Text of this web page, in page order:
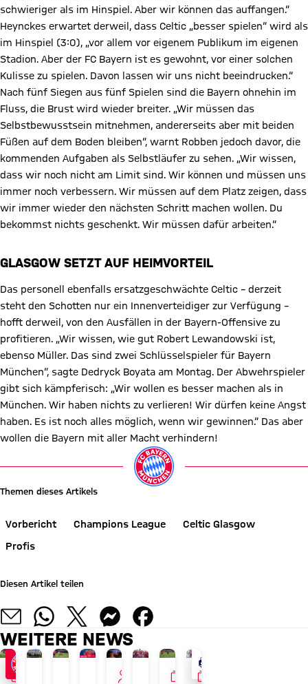
schwieriger als im Hinspiel. Aber wir können das auffangen.“
Heynckes erwartet derweil, dass Celtic „besser spielen“ wird als
im Hinspiel (3:0), „vor allem vor eigenem Publikum im eigenen
Stadion. Aber der FC Bayern ist es gewohnt, vor einer solchen
Kulisse zu spielen. Davon lassen wir uns nicht beeindrucken.“
Nach fünf Siegen aus fünf Spielen sind die Bayern ohnehin im
Fluss, die Brust wird wieder breiter. „Wir müssen das
Selbstbewusstsein mitnehmen, andererseits aber mit beiden
Füßen auf dem Boden bleiben“, warnt Robben jedoch davor, die
kommenden Aufgaben als Selbstläufer zu sehen. „Wir wissen,
dass wir noch nicht am Limit sind. Wir können und müssen uns
immer noch verbessern. Wir müssen auf dem Platz zeigen, dass
wir immer wieder den nächsten Schritt machen wollen. Du
bekommst nichts geschenkt. Wir müssen dafür arbeiten.“
GLASGOW SETZT AUF HEIMVORTEIL
Das personell ebenfalls ersatzgeschwächte Celtic – derzeit
steht den Schotten nur ein Innenverteidiger zur Verfügung –
hofft derweil, von den Ausfällen in der Bayern-Offensive zu
profitieren. „Wir wissen, wie gut Robert Lewandowski ist,
ebenso Müller. Das sind zwei Schlüsselspieler für Bayern
München“, sagte Dedryck Boyata am Montag. Der Abwehrspieler
gibt sich kämpferisch: „Wir wollen es besser machen als in
München. Wir haben nichts zu verlieren! Wir dürfen keine Angst
haben. Es ist noch alles möglich, wenn wir gewinnen.“ Das aber
wollen die Bayern mit aller Macht verhindern!
Themen dieses Artikels
Vorbericht Champions League
Celtic Glasgow
Profis
Diesen Artikel teilen
WEITERE NEWS
LIVE BEI FC BAYERN TV PLUS
GALLERIEAUDI SUMMER TOUR 2026
JETZT INFORMIEREN
AM 17. AUGUST
TOUR TALK
INTERVIEWPAULANER FANEVENT IN HONGKONG
GALERIE
GALLERIELIVE BEI FC BAYERN TV
GALLERIE